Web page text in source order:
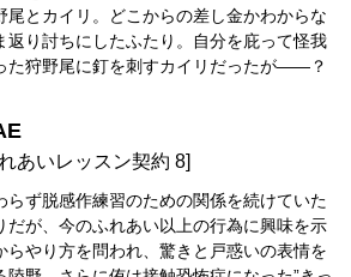
尾とカイリ。どこからの差し金かわからな
返り討ちにしたふたり。自分を庇って怪我
た狩野尾に釘を刺すカイリだったが――？
あいレッスン契約 8]
らず脱感作練習のための関係を続けていた
だが、今のふれあい以上の行為に興味を示
らやり方を問われ、驚きと戸惑いの表情を